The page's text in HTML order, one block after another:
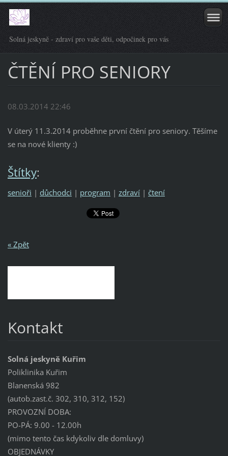
Solná jeskyně - zdraví pro vaše děti, odpočinek pro vás
ČTĚNÍ PRO SENIORY
08.03.2014 22:46
V úterý 11.3.2014 proběhne první čtění pro seniory. Těšíme
se na nové klienty :)
Štítky:
senioři | důchodci | program | zdraví | čtení
« Zpět
Kontakt
Solná jeskyně Kuřim
Poliklinika Kuřim
Blanenská 982
(autob.zast.č. 302, 310, 312, 152)
PROVOZNÍ DOBA:
PO-PÁ: 9.00 - 12.00h
(mimo tento čas kdykoliv dle domluvy)
OBJEDNÁVKY